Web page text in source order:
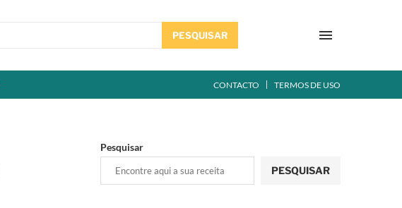
PESQUISAR
CONTACTO TERMOS DE USO
Pesquisar
PESQUISAR